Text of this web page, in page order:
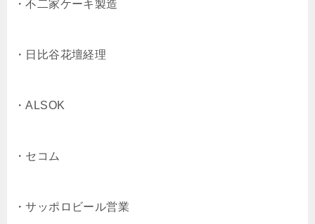
・不二家ケーキ製造
・日比谷花壇経理
・ALSOK
・セコム
・サッポロビール営業